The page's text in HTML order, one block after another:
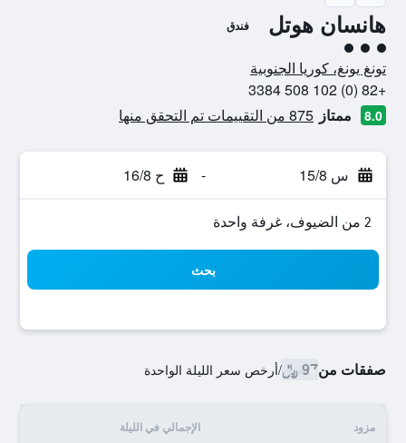
هانسان هوتل فندق
تقييم فئة 3
تونغ يونغ، كوريا الجنوبية
+82 (0) 102 508 3384
8.0 ممتاز 875 من التقييمات تم التحقق منها
س 15/8 - ح 16/8
2 من الضيوف، غرفة واحدة
بحث
صفقات من97 ﷼ /أرخص سعر الليلة الواحدة
مزود الإجمالي في الليلة